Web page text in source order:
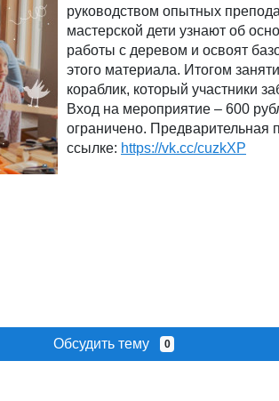
руководством опытных
мастерской дети узнают об
работы с деревом и освоят
этого материала. Итогом
кораблик, который участники
Вход на мероприятие – 600
ограничено. Предварительная
ссылке: https://vk.cc/cuzkXP
Обсудить тему 0